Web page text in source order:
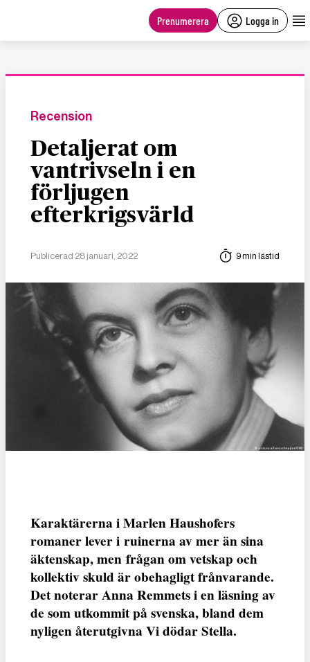
Prenumerera Logga in
Recension
Detaljerat om
vantrivseln i en
förljugen
efterkrigsvärld
Publicerad 28 januari, 2022 9 min lästid
Karaktärerna i Marlen Haushofers
romaner lever i ruinerna av mer än sina
äktenskap, men frågan om vetskap och
kollektiv skuld är obehagligt frånvarande.
Det noterar Anna Remmets i en läsning av
de som utkommit på svenska, bland dem
nyligen återutgivna Vi dödar Stella.